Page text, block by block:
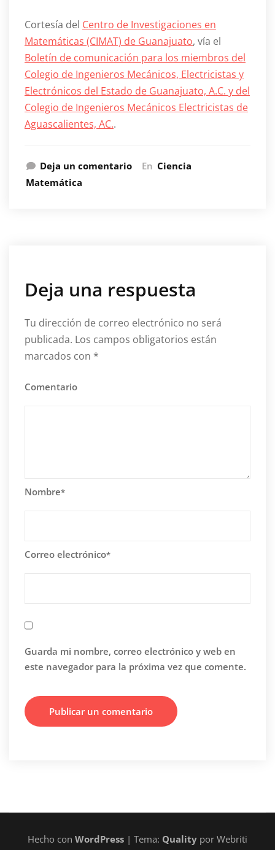
Cortesía del Centro de Investigaciones en
Matemáticas (CIMAT) de Guanajuato, vía el
Boletín de comunicación para los miembros del
Colegio de Ingenieros Mecánicos, Electricistas y
Electrónicos del Estado de Guanajuato, A.C. y del
Colegio de Ingenieros Mecánicos Electricistas de
Aguascalientes, AC..
Deja un comentario En Ciencia
Matemática
Deja una respuesta
Tu dirección de correo electrónico no será
publicada. Los campos obligatorios están
marcados con *
Comentario
Nombre*
Correo electrónico*
Guarda mi nombre, correo electrónico y web en
este navegador para la próxima vez que comente.
Hecho con WordPress | Tema: Quality por Webriti